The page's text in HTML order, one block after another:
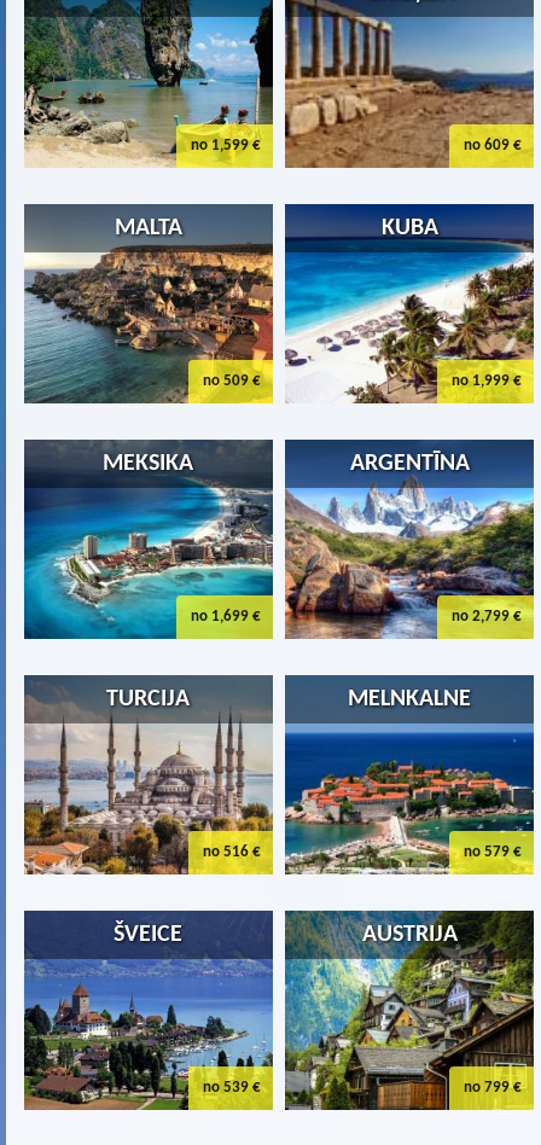
no 1,599 € no 609 €
no 509 €
MALTA
no 1,999 €
KUBA
no 1,699 €
MEKSIKA
no 2,799 €
ARGENTĪNA
no 516 €
TURCIJA
no 579 €
MELNKALNE
no 539 €
ŠVEICE
no 799 €
AUSTRIJA